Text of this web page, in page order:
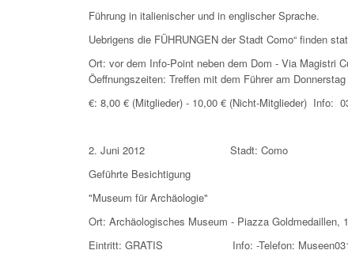
Führung in italienischer und in englischer Sprache.
Uebrigens die FÜHRUNGEN der Stadt Como“ finden
Ort: vor dem Info-Point neben dem Dom -
Öeffnungszeiten: Treffen mit dem Führer am
€: 8,00 € (Mitglieder) - 10,00 € (Nicht-Mitglieder)
2. Juni 2012 Stadt: Como
Geführte Besichtigung
"Museum für Archäologie"
Ort: Archäologisches Museum - Piazza
Eintritt: GRATIS Info: -Telefon: Museen031/